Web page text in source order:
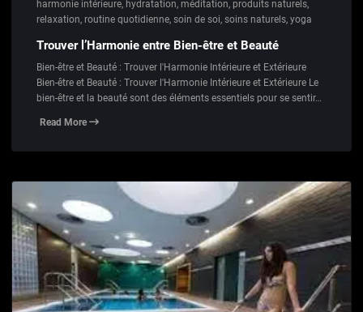
harmonie intérieure, hydratation, méditation, produits naturels,
relaxation, routine quotidienne, soin de soi, soins naturels, yoga
Trouver l’Harmonie entre Bien-être et Beauté
Bien-être et Beauté : Trouver l'Harmonie Intérieure et Extérieure
Bien-être et Beauté : Trouver l'Harmonie Intérieure et Extérieure Le
bien-être et la beauté sont des éléments essentiels pour se sentir…
Read More